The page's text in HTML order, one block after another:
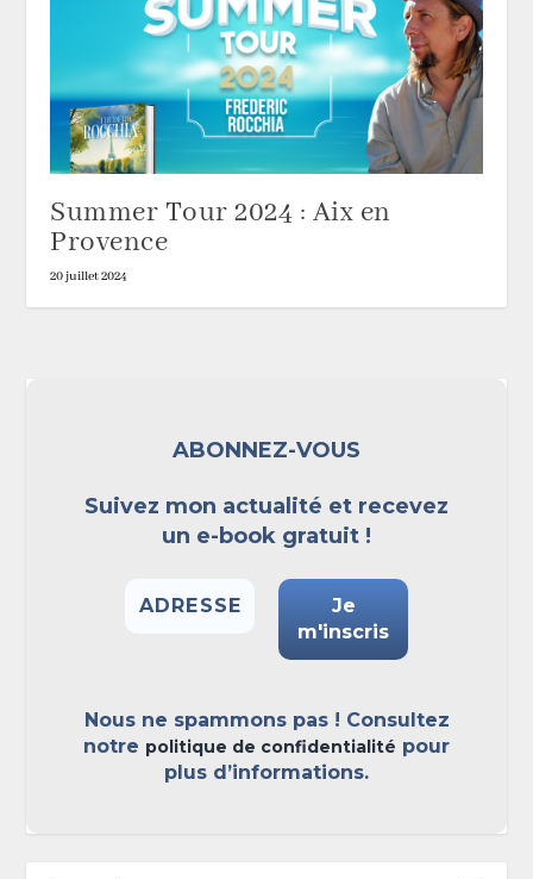
Summer Tour 2024 : Aix en
Provence
20 juillet 2024
ABONNEZ-VOUS
Suivez mon actualité et recevez
un e-book gratuit !
Nous ne spammons pas ! Consultez
notre politique de confidentialité pour
plus d’informations.